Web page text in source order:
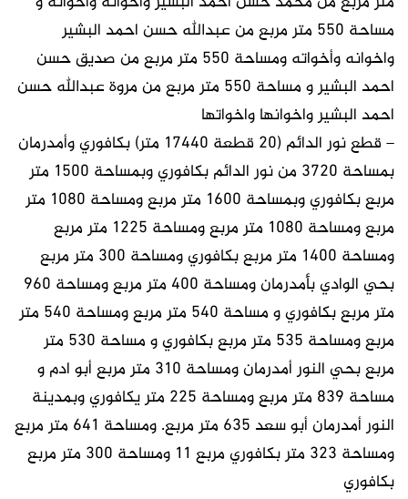
مساحة ٥٥٠ متر مربع من عبدالله حسن احمد البشير
واخوانه وأخواته ومساحة ٥٥٠ متر مربع من صديق حسن
احمد البشير و مساحة ٥٥٠ متر مربع من مروة عبدالله حسن
احمد البشير واخوانها واخواتها
– قطع نور الدائم (٢٠ قطعة ١٧٤٤٠ متر) بكافوري وأمدرمان
بمساحة ٣٧٢٠ من نور الدائم بكافوري وبمساحة ١٥٠٠ متر
مربع بكافوري وبمساحة ١٦٠٠ متر مربع ومساحة ١٠٨٠ متر
مربع ومساحة ١٠٨٠ متر مربع ومساحة ١٢٢٥ متر مربع
ومساحة ١٤٠٠ متر مربع بكافوري ومساحة ٣٠٠ متر مربع
بحي الوادي بأمدرمان ومساحة ٤٠٠ متر مربع ومساحة ٩٦٠
متر مربع بكافوري و مساحة ٥٤٠ متر مربع ومساحة ٥٤٠ متر
مربع ومساحة ٥٣٥ متر مربع بكافوري و مساحة ٥٣٠ متر
مربع بحي النور أمدرمان ومساحة ٣١٠ متر مربع أبو ادم و
مساحة ٨٣٩ متر مربع ومساحة ٢٢٥ متر يكافوري وبمدينة
النور أمدرمان أبو سعد ٦٣٥ متر مربع. ومساحة ٦٤١ متر مربع
ومساحة ٣٢٣ متر بكافوري مربع ١١ ومساحة ٣٠٠ متر مربع
بكافوري